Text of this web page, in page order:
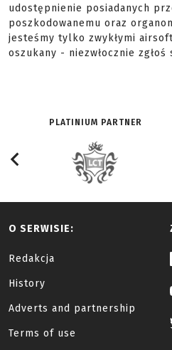
udostępnienie posiadanych
poszkodowanemu oraz
jesteśmy tylko zwykłymi
oszukany - niezwłocznie
PLATINIUM PARTNER
O SERWISIE:
Redakcja
History
Adverts and partnership
Terms of use